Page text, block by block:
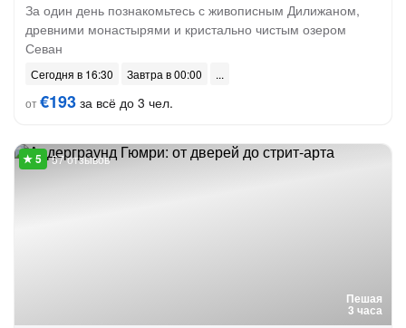
За один день познакомьтесь с живописным Дилижаном,
древними монастырями и кристально чистым озером
Севан
Сегодня в 16:30
Завтра в 00:00
от€193 за всё до 3 чел.
Пешая
3 часа
57 отзывов